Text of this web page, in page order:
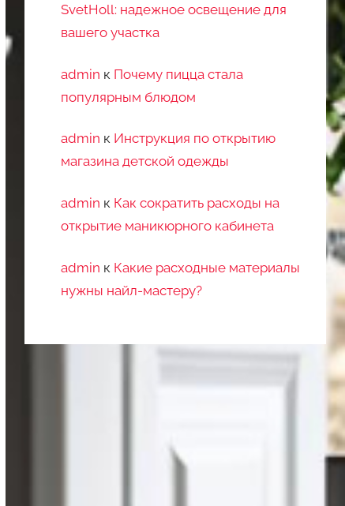
SvetHoll: надежное освещение для
вашего участка
admin к Почему пицца стала
популярным блюдом
admin к Инструкция по открытию
магазина детской одежды
admin к Как сократить расходы на
открытие маникюрного кабинета
admin к Какие расходные материалы
нужны найл-мастеру?